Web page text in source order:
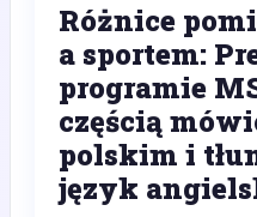
Różnice
a sportem:
programie
częścią
polskim i
język